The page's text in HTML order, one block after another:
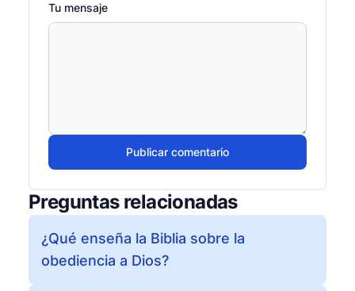
Tu mensaje
Publicar comentario
Preguntas relacionadas
¿Qué enseña la Biblia sobre la
obediencia a Dios?